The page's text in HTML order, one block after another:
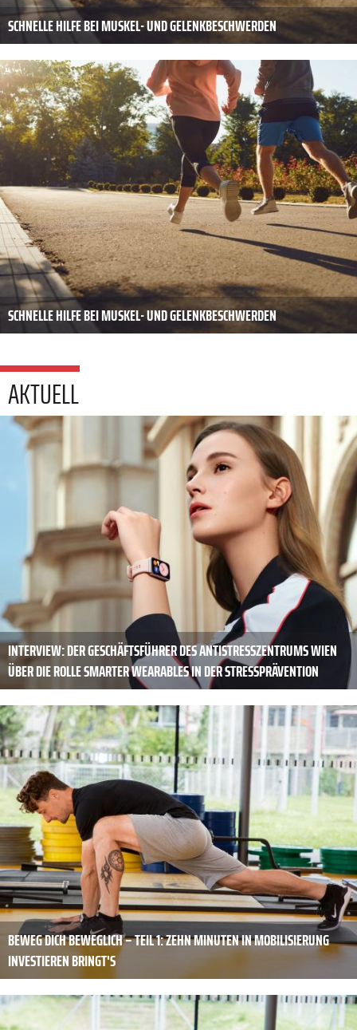
SCHNELLE HILFE BEI MUSKEL- UND GELENKBESCHWERDEN
SCHNELLE HILFE BEI MUSKEL- UND GELENKBESCHWERDEN
AKTUELL
INTERVIEW: DER GESCHÄFTSFÜHRER DES ANTISTRESSZENTRUMS WIEN
ÜBER DIE ROLLE SMARTER WEARABLES IN DER STRESSPRÄVENTION
BEWEG DICH BEWEGLICH – TEIL 1: ZEHN MINUTEN IN MOBILISIERUNG
INVESTIEREN BRINGT'S